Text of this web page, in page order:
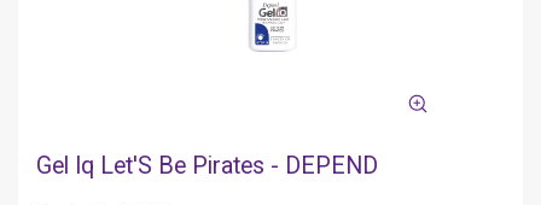
Gel Iq Let'S Be Pirates - DEPEND